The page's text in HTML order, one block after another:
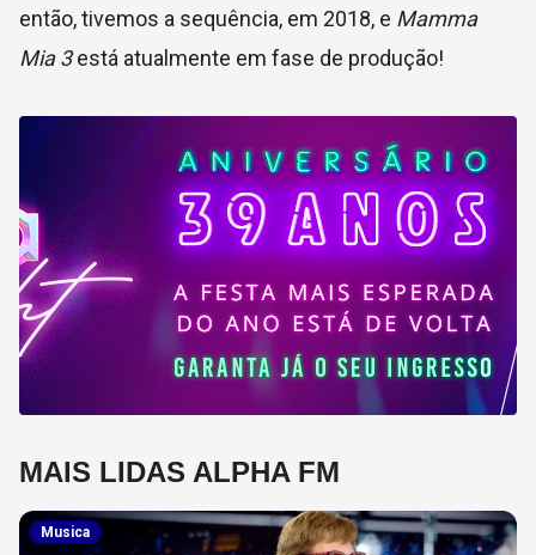
então, tivemos a sequência, em 2018, e Mamma
Mia 3está atualmente em fase de produção!
MAIS LIDAS ALPHA FM
Musica